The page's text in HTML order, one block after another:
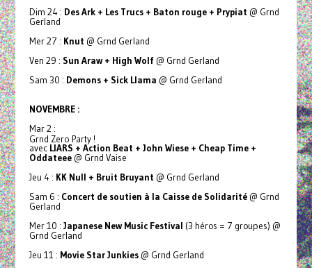
Dim 24 : Des Ark + Les Trucs + Baton rouge + Prypiat @ Grnd
Gerland
Mer 27 : Knut @ Grnd Gerland
Ven 29 : Sun Araw + High Wolf @ Grnd Gerland
Sam 30 : Demons + Sick Llama @ Grnd Gerland
NOVEMBRE :
Mar 2 :
Grnd Zero Party !
avec LIARS + Action Beat + John Wiese + Cheap Time +
Oddateee@ Grnd Vaise
Jeu 4 : KK Null + Bruit Bruyant @ Grnd Gerland
Sam 6 : Concert de soutien à la Caisse de Solidarité @ Grnd
Gerland
Mer 10 : Japanese New Music Festival (3 héros = 7 groupes) @
Grnd Gerland
Jeu 11 : Movie Star Junkies@ Grnd Gerland